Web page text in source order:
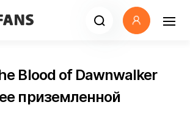
Blood of Dawnwalker
приземленной